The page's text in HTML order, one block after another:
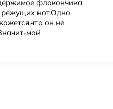
флакончика
нот.Одно
он не
мой